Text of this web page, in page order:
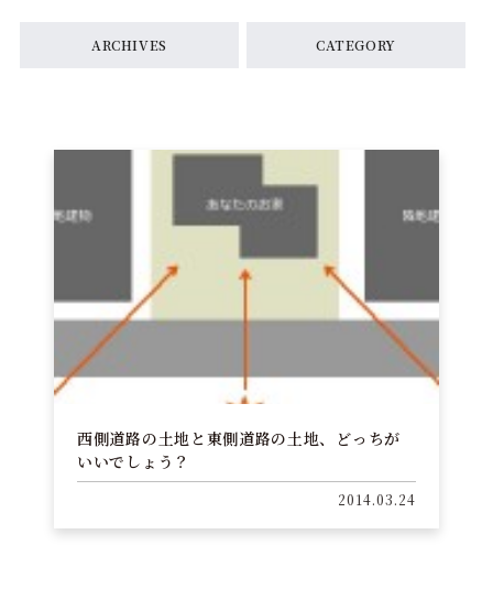
ARCHIVES CATEGORY
西側道路の土地と東側道路の土地、どっちが
いいでしょう？
2014.03.24